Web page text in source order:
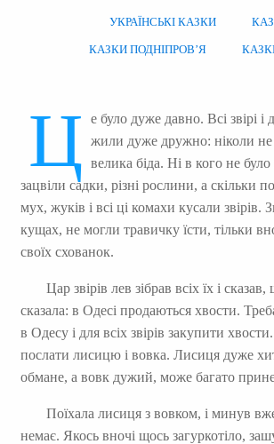
УКРАЇНСЬКІ КАЗКИ
КАЗКИ ПОДНІПРОВ’Я
Ц е було дуже давно. Всі звірі
жили дуже дружно: ніколи не
велика біда. Ні в кого не
зацвіли садки, різні рослини, а скільки
мух, жуків і всі ці комахи кусали звірів.
кущах, не могли травичку їсти, тільки
своїх схованок.
Цар звірів лев зібрав всіх їх і
сказала: в Одесі продаються хвости.
в Одесу і для всіх звірів закупити
послати лисицю і вовка. Лисиця дуже
обмане, а вовк дужий, може багато
Поїхала лисиця з вовком, і минув
немає. Якось вночі щось загуркотіло,